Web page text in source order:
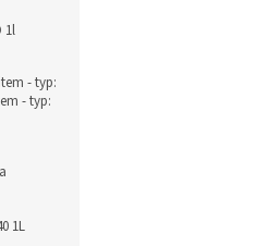
1l
- typ:
- typ:
1L